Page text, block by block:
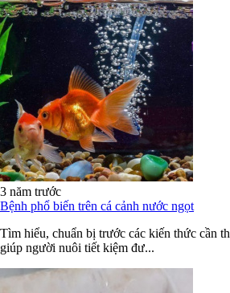
3 năm trước
Bệnh phổ biến trên cá cảnh nước ngọt
Tìm hiểu, chuẩn bị trước các kiến thức cần
giúp người nuôi tiết kiệm đư...